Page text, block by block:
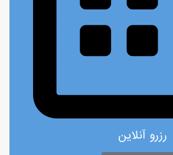
رزرو آنلاین